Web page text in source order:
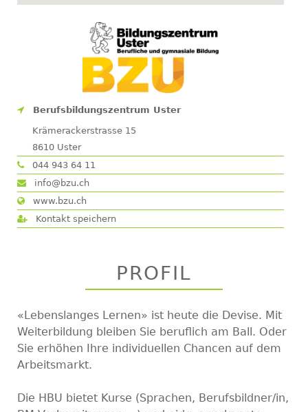
Berufsbildungszentrum Uster
Krämerackerstrasse 15
8610 Uster
044 943 64 11
info@bzu.ch
www.bzu.ch
Kontakt speichern
PROFIL
«Lebenslanges Lernen» ist heute die Devise. Mit
Weiterbildung bleiben Sie beruflich am Ball. Oder
Sie erhöhen Ihre individuellen Chancen auf dem
Arbeitsmarkt.
Die HBU bietet Kurse (Sprachen, Berufsbildner/in,